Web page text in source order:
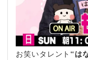
お笑いタレント “は